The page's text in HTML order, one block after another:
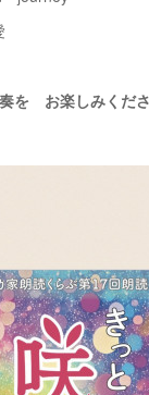
を お楽しみくださ